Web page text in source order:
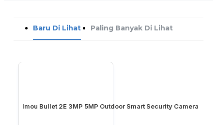
Baru Di Lihat Paling Banyak Di Lihat
Imou Bullet 2E 3MP 5MP Outdoor Smart Security Camera